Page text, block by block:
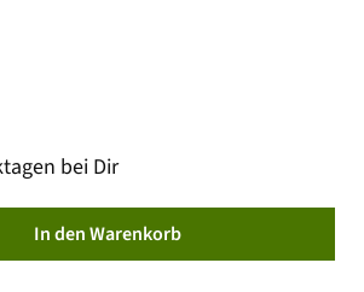
bei Dir
In den Warenkorb